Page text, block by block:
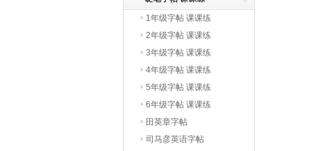
1年级字帖 课课练
2年级字帖 课课练
3年级字帖 课课练
4年级字帖 课课练
5年级字帖 课课练
6年级字帖 课课练
田英章字帖
司马彦英语字帖